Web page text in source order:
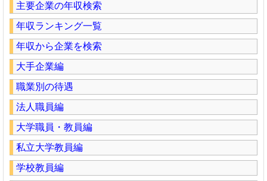
主要企業の年収検索
年収ランキング一覧
年収から企業を検索
大手企業編
職業別の待遇
法人職員編
大学職員・教員編
私立大学教員編
学校教員編